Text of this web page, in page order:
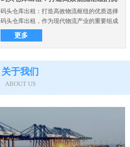
质选择
码头仓库出租：打造高效物流枢纽的优质选择
码头仓库出租，作为现代物流产业的重要组成
部分，在商业和制造业..
更多
关于我们
ABOUT US